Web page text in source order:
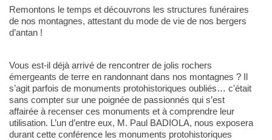
Remontons le temps et découvrons les structures funéraires
de nos montagnes, attestant du mode de vie de nos bergers
d’antan !
Vous est-il déjà arrivé de rencontrer de jolis rochers
émergeants de terre en randonnant dans nos montagnes ? Il
s’agit parfois de monuments protohistoriques oubliés… c'était
sans compter sur une poignée de passionnés qui s’est
affairée à recenser ces monuments et à comprendre leur
utilisation. L’un d’entre eux, M. Paul BADIOLA, nous exposera
durant cette conférence les monuments protohistoriques